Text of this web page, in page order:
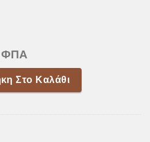
ΦΠΑ
Στο Καλάθι